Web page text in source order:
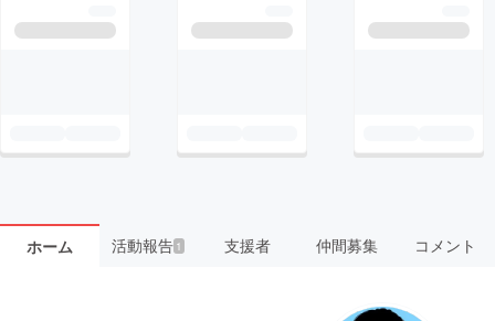
ホーム 活動報告1 支援者 仲間募集 コメント